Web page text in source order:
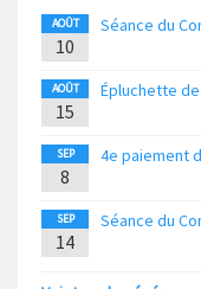
AOÛT
10
Séance du
AOÛT
15
Épluchette
SEP
8
4e paiement
SEP
14
Séance du